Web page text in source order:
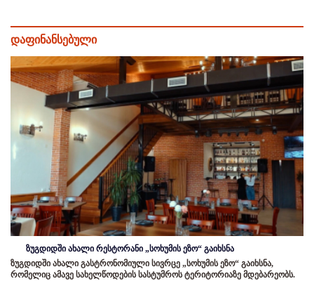
დაფინანსებული
ზუგდიდში ახალი რესტორანი „სოხუმის ეზო“ გაიხსნა
ზუგდიდში ახალი გასტრონომიული სივრცე „სოხუმის ეზო“ გაიხსნა,
რომელიც ამავე სახელწოდების სასტუმროს ტერიტორიაზე მდებარეობს.